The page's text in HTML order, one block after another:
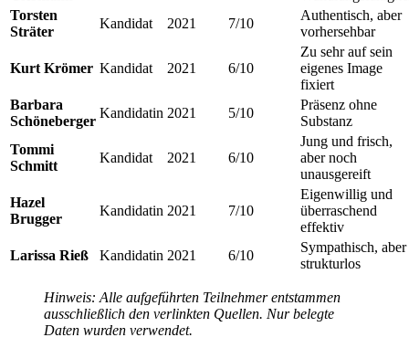
Torsten
Sträter
Kandidat 2021 7/10
Authentisch, aber
vorhersehbar
Kurt Krömer Kandidat 2021 6/10
Zu sehr auf sein
eigenes Image
fixiert
Barbara
Schöneberger
Kandidatin 2021 5/10
Präsenz ohne
Substanz
Tommi
Schmitt
Kandidat 2021 6/10
Jung und frisch,
aber noch
unausgereift
Hazel
Brugger
Kandidatin 2021 7/10
Eigenwillig und
überraschend
effektiv
Larissa Rieß
Kandidatin 2021 6/10
Sympathisch, aber
strukturlos
Hinweis: Alle aufgeführten Teilnehmer entstammen
ausschließlich den verlinkten Quellen. Nur belegte
Daten wurden verwendet.